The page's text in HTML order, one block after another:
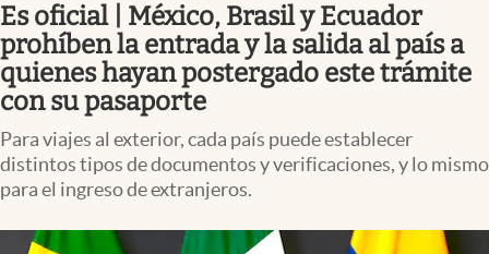
Espiritual
Streaming
Lifestyle
Es oficial | México, Brasil y Ecuador
prohíben la entrada y la salida al país a
quienes hayan postergado este trámite
con su pasaporte
Para viajes al exterior, cada país puede establecer
distintos tipos de documentos y verificaciones, y lo mismo
para el ingreso de extranjeros.